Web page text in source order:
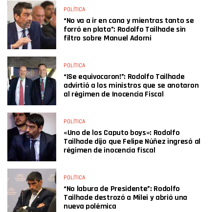
POLÍTICA
“No va a ir en cana y mientras tanto se
forró en plata”: Rodolfo Tailhade sin
filtro sobre Manuel Adorni
POLÍTICA
“¡Se equivocaron!”: Rodolfo Tailhade
advirtió a los ministros que se anotaron
al régimen de Inocencia Fiscal
POLÍTICA
«Uno de los Caputo boys»: Rodolfo
Tailhade dijo que Felipe Núñez ingresó al
régimen de inocencia fiscal
POLÍTICA
“No labura de Presidente”: Rodolfo
Tailhade destrozó a Milei y abrió una
nueva polémica